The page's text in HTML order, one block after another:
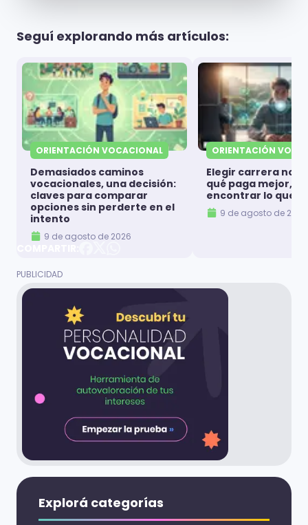
Seguí explorando más artículos:
ORIENTACIÓN VOCACIONAL
Demasiados caminos
vocacionales, una decisión:
claves para comparar
opciones sin perderte en el
intento
9 de agosto de 2026
ORIENTACIÓN
Elegir carrera no
qué paga mejor, es
encontrar lo que
9 de agosto de 2026
Explorá categorías